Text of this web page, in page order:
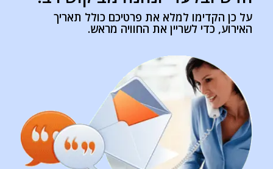
על כן הקדימו למלא את פרטיכם כולל תאריך
האירוע, כדי לשריין את החוויה מראש.